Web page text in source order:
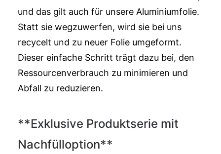
und das gilt auch für unsere Aluminiumfolie.
Statt sie wegzuwerfen, wird sie bei uns
recycelt und zu neuer Folie umgeformt.
Dieser einfache Schritt trägt dazu bei, den
Ressourcenverbrauch zu minimieren und
Abfall zu reduzieren.
**Exklusive Produktserie mit
Nachfülloption**